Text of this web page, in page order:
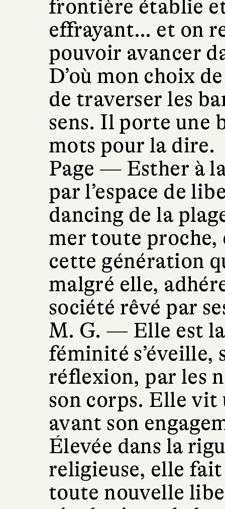
frontière établie
effrayant… et on
pouvoir avancer
D’où mon choix
de traverser les
sens. Il porte une
mots pour la dire.
Page — Esther à
par l’espace de
dancing de la
mer toute proche,
cette génération
malgré elle,
société rêvé par
M. G. — Elle est
féminité s’éveille,
réflexion, par les
son corps. Elle vit
avant son
Élevée dans la
religieuse, elle fait
toute nouvelle